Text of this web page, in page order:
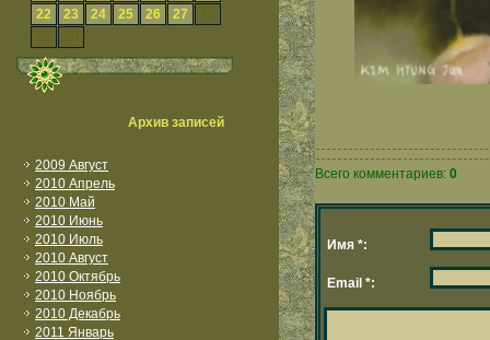
22
23 24 25 26 27
28
29
30
Архив записей
2009 Август
2010 Апрель
2010 Май
2010 Июнь
2010 Июль
2010 Август
2010 Октябрь
2010 Ноябрь
2010 Декабрь
2011 Январь
Всего комментариев: 0
Имя *:
Email *: